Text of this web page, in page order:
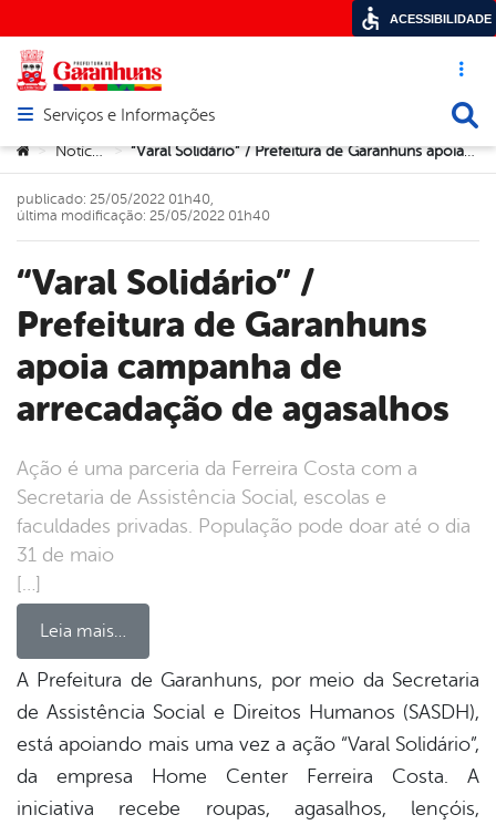
Acesso
Abrir menu principal de navegação
Serviços e Informações
Você está aqui:
> Notícias > “Varal Solidário” / Prefeitura de Garanhuns apoia campanha de arrecadação de agasalhos
“Varal Solidário” /
Prefeitura de Garanhuns
apoia campanha de
arrecadação de agasalhos
Ação é uma parceria da Ferreira Costa com a
Secretaria de Assistência Social, escolas e
faculdades privadas. População pode doar até o dia
31 de maio
[…]
Leia mais…
publicado: 25/05/2022 01h40,
última modificação: 25/05/2022 01h40
A Prefeitura de Garanhuns, por meio da Secretaria
de Assistência Social e Direitos Humanos (SASDH),
está apoiando mais uma vez a ação “Varal Solidário”,
da empresa Home Center Ferreira Costa. A
iniciativa recebe roupas, agasalhos, lençóis,
ACESSIBILIDADE